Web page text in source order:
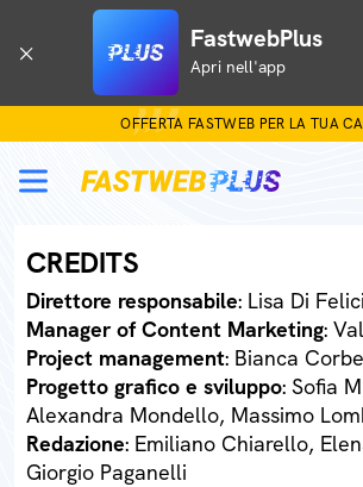
FastwebPlus
Apri nell'app
OFFERTA FASTWEB PER LA TUA
CREDITS
Direttore responsabile: Lisa Di
Manager of Content Marketing:
Project management: Bianca
Progetto grafico e sviluppo: Sofia
Alexandra Mondello, Massimo
Redazione: Emiliano Chiarello,
Giorgio Paganelli